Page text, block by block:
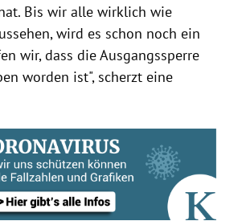
Bis wir alle wirklich wie
wird es schon noch ein
wir, dass die Ausgangssperre
worden ist", scherzt eine